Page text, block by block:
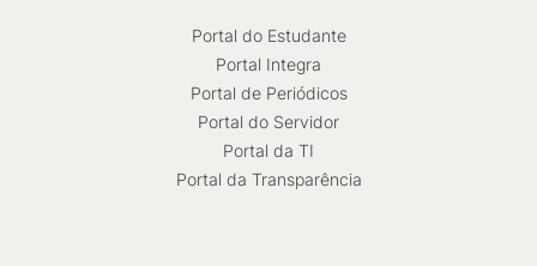
Portal do Estudante
Portal Integra
Portal de Periódicos
Portal do Servidor
Portal da TI
Portal da Transparência